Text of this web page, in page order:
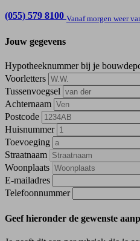
(055) 579 8100 Vanaf morgen weer
Jouw gegevens
Hypotheeknummer bij je
Voorletters
Tussenvoegsel
Achternaam
Postcode
Huisnummer
Toevoeging
Straatnaam
Woonplaats
E-mailadres
Telefoonnummer
Geef hieronder de gewenste